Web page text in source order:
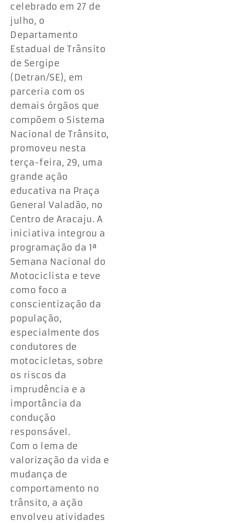
celebrado em 27 de
julho, o
Departamento
Estadual de Trânsito
de Sergipe
(Detran/SE), em
parceria com os
demais órgãos que
compõem o Sistema
Nacional de Trânsito,
promoveu nesta
terça-feira, 29, uma
grande ação
educativa na Praça
General Valadão, no
Centro de Aracaju. A
iniciativa integrou a
programação da 1ª
Semana Nacional do
Motociclista e teve
como foco a
conscientização da
população,
especialmente dos
condutores de
motocicletas, sobre
os riscos da
imprudência e a
importância da
condução
responsável.
Com o lema de
valorização da vida e
mudança de
comportamento no
trânsito, a ação
envolveu atividades